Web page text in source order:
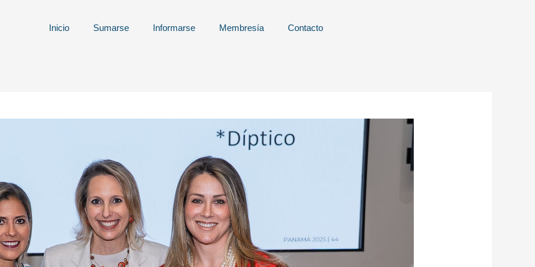
Inicio Sumarse Informarse Membresía Contacto